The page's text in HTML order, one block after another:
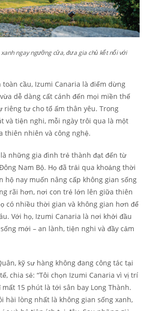
ngay ngưỡng cửa, đưa gia chủ kết nối với
cầu, Izumi Canaria là điểm dừng
dễ dàng cất cánh đến mọi miền thế
riêng tư cho tổ ấm thân yêu. Trong
và tiện nghi, mỗi ngày trôi qua là một
thiên nhiên và công nghệ.
những gia đình trẻ thành đạt đến từ
Nam Bộ. Họ đã trải qua khoảng thời
hộ nay muốn nâng cấp không gian sống
rãi hơn, nơi con trẻ lớn lên giữa thiên
có nhiều thời gian và không gian hơn để
Với họ, Izumi Canaria là nơi khởi đầu
mới – an lành, tiện nghi và đầy cảm
kỹ sư hàng không đang công tác tại
chia sẻ: “Tôi chọn Izumi Canaria vì vị trí
15 phút là tới sân bay Long Thành.
hài lòng nhất là không gian sống xanh,